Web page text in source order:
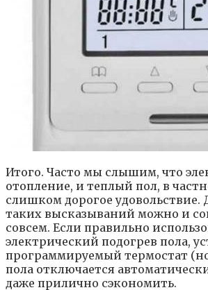
Итого. Часто мы слышим, что
отопление, и теплый пол, в
слишком дорогое удовольствие.
таких высказываний можно и
совсем. Если правильно
электрический подогрев пола,
программируемый термостат
пола отключается
даже прилично сэкономить.